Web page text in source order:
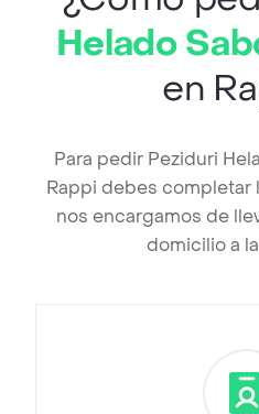
Helado
en
Para pedir Peziduri
Rappi debes completar
nos encargamos de
domicilio a